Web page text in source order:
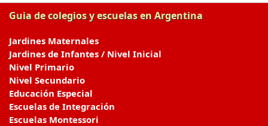
Guia de colegios y escuelas en Argentina
Jardines Maternales
Jardines de Infantes / Nivel Inicial
Nivel Primario
Nivel Secundario
Educación Especial
Escuelas de Integración
Escuelas Montessori